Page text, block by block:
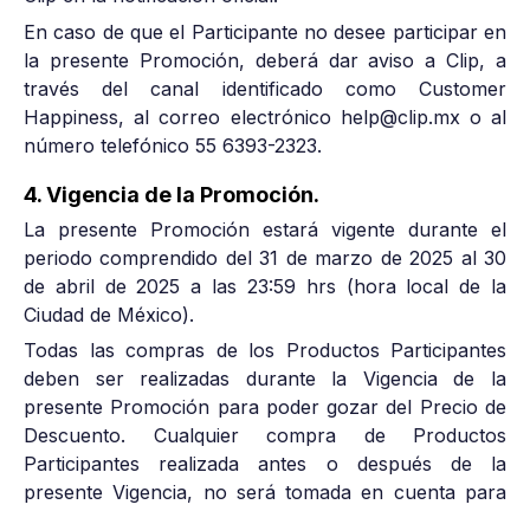
En caso de que el Participante no desee participar en
la presente Promoción, deberá dar aviso a Clip, a
través del canal identificado como Customer
Happiness, al correo electrónico help@clip.mx o al
número telefónico 55 6393-2323.
4. Vigencia de la Promoción.
La presente Promoción estará vigente durante el
periodo comprendido del 31 de marzo de 2025 al 30
de abril de 2025 a las 23:59 hrs (hora local de la
Ciudad de México).
Todas las compras de los Productos Participantes
deben ser realizadas durante la Vigencia de la
presente Promoción para poder gozar del Precio de
Descuento. Cualquier compra de Productos
Participantes realizada antes o después de la
presente Vigencia, no será tomada en cuenta para